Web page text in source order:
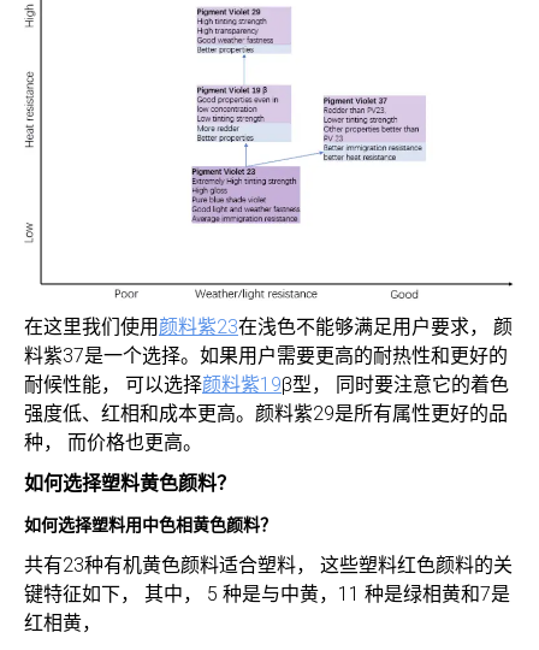
在这里我们使用 颜料紫23在浅色不能够满足用户要求， 颜
料紫37是一个选择。如果用户需要更高的耐热性和更好的
耐候性能， 可以选择颜料紫19β型， 同时要注意它的着色
强度低、红相和成本更高。颜料紫29是所有属性更好的品
种， 而价格也更高。
如何选择塑料黄色颜料？
如何选择塑料用中色相黄色颜料？
共有23种有机黄色颜料适合塑料， 这些塑料红色颜料的关
键特征如下， 其中， 5 种是与中黄，11 种是绿相黄和7是
红相黄，